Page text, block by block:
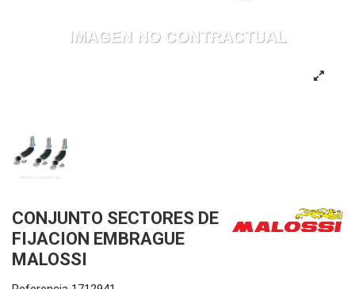
CONJUNTO SECTORES DE
FIJACION EMBRAGUE
MALOSSI